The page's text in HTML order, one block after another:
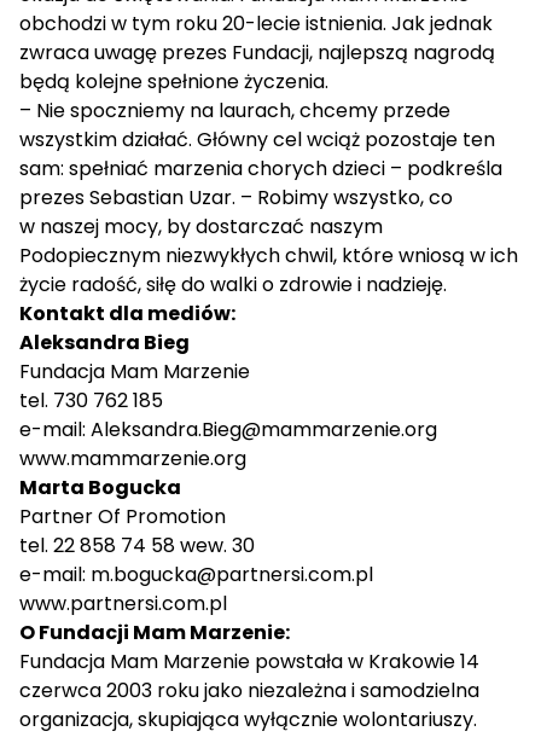
obchodzi w tym roku 20-lecie istnienia. Jak jednak
zwraca uwagę prezes Fundacji, najlepszą nagrodą
będą kolejne spełnione życzenia.
– Nie spoczniemy na laurach, chcemy przede
wszystkim działać. Główny cel wciąż pozostaje ten
sam: spełniać marzenia chorych dzieci – podkreśla
prezes Sebastian Uzar. – Robimy wszystko, co
w naszej mocy, by dostarczać naszym
Podopiecznym niezwykłych chwil, które wniosą w ich
życie radość, siłę do walki o zdrowie i nadzieję.
Kontakt dla mediów:
Aleksandra Bieg
Fundacja Mam Marzenie
tel. 730 762 185
e-mail: Aleksandra.Bieg@mammarzenie.org
www.mammarzenie.org
Marta Bogucka
Partner Of Promotion
tel. 22 858 74 58 wew. 30
e-mail: m.bogucka@partnersi.com.pl
www.partnersi.com.pl
O Fundacji Mam Marzenie:
Fundacja Mam Marzenie powstała w Krakowie 14
czerwca 2003 roku jako niezależna i samodzielna
organizacja, skupiająca wyłącznie wolontariuszy.